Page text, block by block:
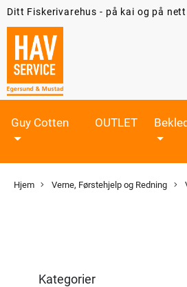
Ditt Fiskerivarehus - på kai og på nett
Guy Cotten OUTLET
Hjem Verne, Førstehjelp og Redning
Kategorier